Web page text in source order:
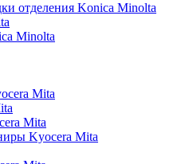
отделения Konica Minolta
Minolta
Mita
Mita
Kyocera Mita